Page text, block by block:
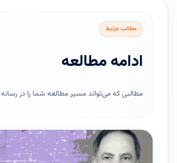
مطالب مرتبط
ادامه مطالعه
مطالبی که می‌تواند مسیر مطالعه شما را در رسانه